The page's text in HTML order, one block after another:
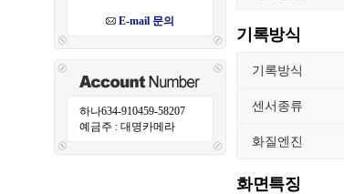
E-mail 문의
하나634-910459-58207
예금주 : 대명카메라
기록방식
기록방식
센서종류
화질엔진
화면특징